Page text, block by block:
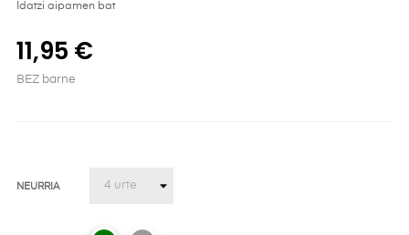
Idatzi aipamen bat
11,95 €
BEZ barne
NEURRIA